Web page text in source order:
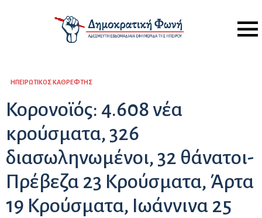
Menu
ΗΠΕΙΡΏΤΙΚΟΣ ΚΑΘΡΈΦΤΗΣ
Κορονοϊός: 4.608 νέα
κρούσματα, 326
διασωληνωμένοι, 32 θάνατοι-
Πρέβεζα 23 Κρούσματα, Άρτα
19 Κρούσματα, Ιωάννινα 25